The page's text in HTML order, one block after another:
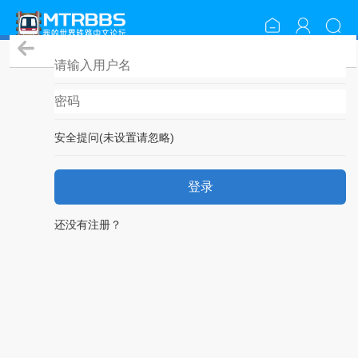
安全提问(未设置请忽略)
登录
还没有注册？